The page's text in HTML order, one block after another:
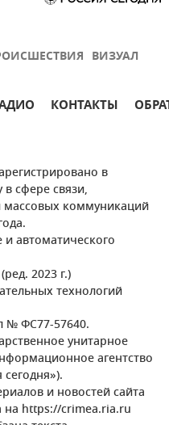
ВИЗУАЛ
КОНТАКТЫ
в
сфере связи,
коммуникаций
автоматического
2023 г.)
технологий
№ ФС77-57640.
унитарное
агентство
и новостей сайта
https://crimea.ria.ru